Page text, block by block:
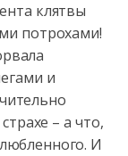
клятвы
потрохами!
и
– а что,
И